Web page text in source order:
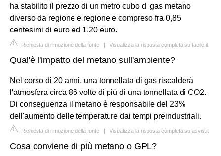
ha stabilito il prezzo di un metro cubo di gas metano
diverso da regione e regione e compreso fra 0,85
centesimi di euro ed 1,20 euro.
Richiesta di rimozione della fonte | Visualizza la risposta completa su facile.it
Qual'è l'impatto del metano sull'ambiente?
Nel corso di 20 anni, una tonnellata di gas riscalderà
l'atmosfera circa 86 volte di più di una tonnellata di CO2.
Di conseguenza il metano è responsabile del 23%
dell'aumento delle temperature dai tempi preindustriali.
Richiesta di rimozione della fonte | Visualizza la risposta completa su asvis.it
Cosa conviene di più metano o GPL?